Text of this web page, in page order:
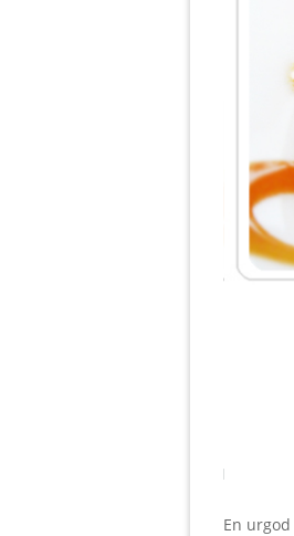
En urgod